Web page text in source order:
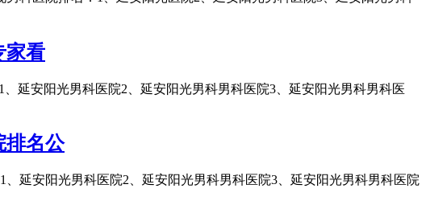
家看
延安阳光男科医院2、延安阳光男科男科医院3、延安阳光男科男科医
排名公
延安阳光男科医院2、延安阳光男科男科医院3、延安阳光男科男科医院